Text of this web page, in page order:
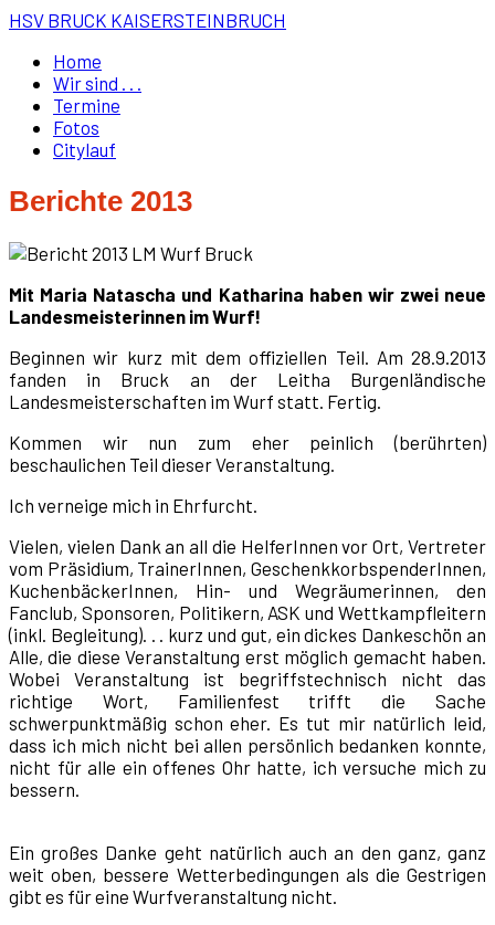
HSV BRUCK KAISERSTEINBRUCH
Home
Wir sind . . .
Termine
Fotos
Citylauf
Berichte 2013
Mit Maria Natascha und Katharina haben wir zwei neue
Landesmeisterinnen im Wurf!
Beginnen wir kurz mit dem offiziellen Teil. Am 28.9.2013
fanden in Bruck an der Leitha Burgenländische
Landesmeisterschaften im Wurf statt. Fertig.
Kommen wir nun zum eher peinlich (berührten)
beschaulichen Teil dieser Veranstaltung.
Ich verneige mich in Ehrfurcht.
Vielen, vielen Dank an all die HelferInnen vor Ort, Vertreter
vom Präsidium, TrainerInnen, GeschenkkorbspenderInnen,
KuchenbäckerInnen, Hin- und Wegräumerinnen, den
Fanclub, Sponsoren, Politikern, ASK und Wettkampfleitern
(inkl. Begleitung). . . kurz und gut, ein dickes Dankeschön an
Alle, die diese Veranstaltung erst möglich gemacht haben.
Wobei Veranstaltung ist begriffstechnisch nicht das
richtige Wort, Familienfest trifft die Sache
schwerpunktmäßig schon eher. Es tut mir natürlich leid,
dass ich mich nicht bei allen persönlich bedanken konnte,
nicht für alle ein offenes Ohr hatte, ich versuche mich zu
bessern.
Ein großes Danke geht natürlich auch an den ganz, ganz
weit oben, bessere Wetterbedingungen als die Gestrigen
gibt es für eine Wurfveranstaltung nicht.